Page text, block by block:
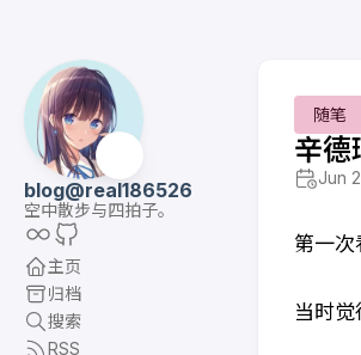
blog@real186526
空中散步与四拍子。
主页
归档
搜索
RSS
随笔
辛德
Jun
第一次
当时